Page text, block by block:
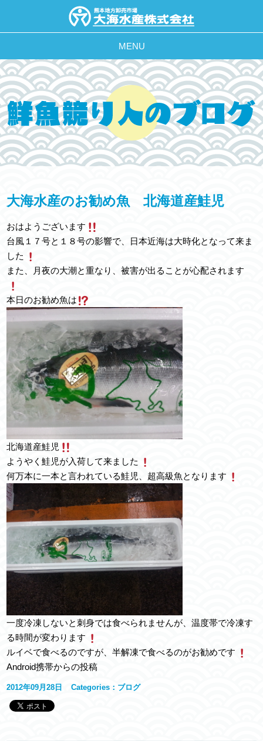
MENU
大海水産のお勧め魚 北海道産鮭児
おはようございます
台風１７号と１８号の影響で、日本近海は大時化となって来ま
した
また、月夜の大潮と重なり、被害が出ることが心配されます
本日のお勧め魚は
北海道産鮭児
ようやく鮭児が入荷して来ました
何万本に一本と言われている鮭児、超高級魚となります
一度冷凍しないと刺身では食べられませんが、温度帯で冷凍す
る時間が変わります
ルイベで食べるのですが、半解凍で食べるのがお勧めです
Android携帯からの投稿
2012年09月28日 Categories： ブログ